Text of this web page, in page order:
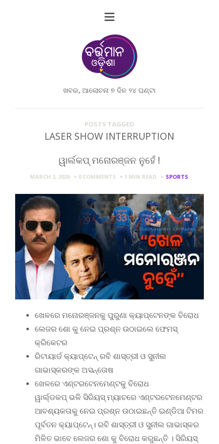
ଖବର, ଆଲୋଚନା ୭ ଦିନ ୨୪ ଘଣ୍ଟା
POSTS TAGGED
LASER SHOW INTERRUPTION
ୱାର୍ଲକପ୍ ମନୋରଞ୍ଜନ ନୁହେଁ !
MARCH 2, 2026 0 COMMENTS 1 MIN READ SPORTS
ଖେଳରେ ମନୋରଞ୍ଜନକୁ ପୁରୁଣା କ୍ୟାପ୍ଟେନଙ୍କ ବିରୋଧ
ଲେଜର ଶୋ କୁ ନେଇ ପ୍ରଶ୍ନ ଉଠାଇଲେ ଫେମସ୍
କ୍ରିକେଟର
ରିଟାୟାର୍ଡ କ୍ୟାପ୍ଟେନ୍ ରବି ଶାସ୍ତ୍ରୀ ଓ ସୁନୀଲ
ଗାଭାସ୍କରଙ୍କ ଅସନ୍ତୋଷ
ଖେଳରେ ଏଣ୍ଟରଟେନମେଣ୍ଟକୁ ବିରୋଧ
ୱାର୍ଲ୍ଡକପ୍ ଭଳି ସିରିୟସ୍ ମ୍ୟାଚରେ ଏଣ୍ଟରଟେନମେଣ୍ଟର
ଆବଶ୍ୟକତାକୁ ନେଇ ପ୍ରଶ୍ନ ଉଠାଇଛନ୍ତି ଇଣ୍ଡିଆ ଟିମର
ପୂର୍ବତନ କ୍ୟାପ୍ଟେନ୍। ରବି ଶାସ୍ତ୍ରୀ ଓ ସୁନୀଲ ଗାଭାସ୍କର
ମିଳିତ ଭାବେ ଲେଜର ଶୋ କୁ ବିରୋଧ କରୁଛନ୍ତି । ସିରିୟସ୍